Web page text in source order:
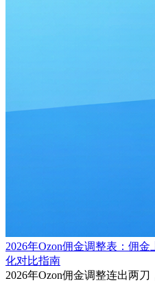
2026年Ozon佣金调整表：佣
化对比指南
2026年Ozon佣金调整连出两